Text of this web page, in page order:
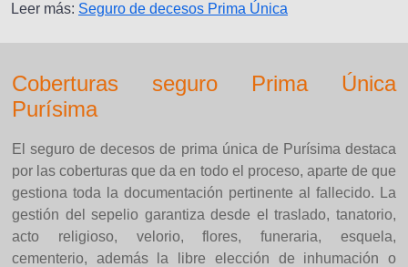
Leer más: Seguro de decesos Prima Única
Coberturas seguro Prima Única
Purísima
El seguro de decesos de prima única de Purísima destaca
por las coberturas que da en todo el proceso, aparte de que
gestiona toda la documentación pertinente al fallecido. La
gestión del sepelio garantiza desde el traslado, tanatorio,
acto religioso, velorio, flores, funeraria, esquela,
cementerio, además la libre elección de inhumación o